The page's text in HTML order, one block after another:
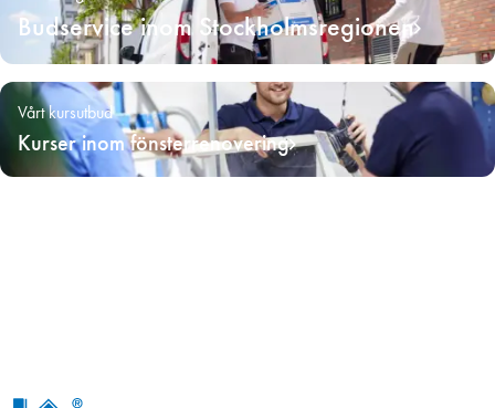
Budservice inom Stockholmsregionen
Vårt kursutbud
Kurser inom fönsterrenovering